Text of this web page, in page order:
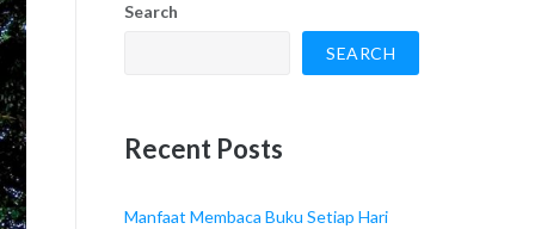
Search
SEARCH
Recent Posts
Manfaat Membaca Buku Setiap Hari